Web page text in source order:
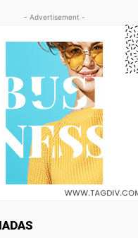
- Advertisement -